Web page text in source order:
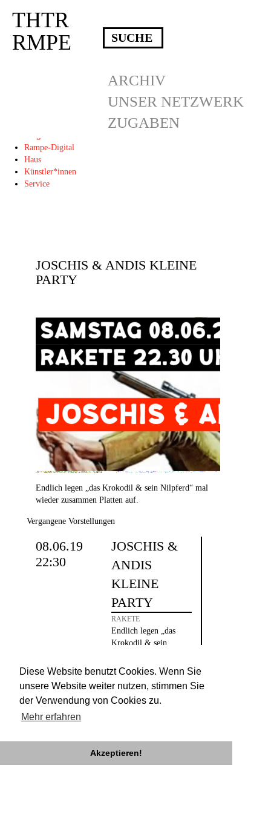
Diese Website benutzt Cookies. Wenn Sie
unsere Website weiter nutzen, stimmen Sie
der Verwendung von Cookies zu.
Mehr erfahren
Akzeptieren!
Deprecated : Die Funktion post_permalink ist seit Version 4.4.0 veraltet!
Verwende stattdessen get_permalink(). in
/homepages/10/d43051023/htdocs/wordpress/wp-includes/functions.php
Rampe-Digital
Haus
Künstler*innen
Service
THTR
RMPE
ARCHIV
UNSER NETZWERK
ZUGABEN
JOSCHIS & ANDIS KLEINE
PARTY
Endlich legen „das Krokodil & sein Nilpferd“ mal
wieder zusammen Platten auf.
Vergangene Vorstellungen
08.06.19
22:30
JOSCHIS &
ANDIS
KLEINE
PARTY
RAKETE
Endlich legen „das
Krokodil & sein
zusammen Platten auf